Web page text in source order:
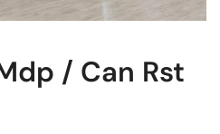
/ Can Rst